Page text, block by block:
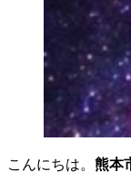
こんにちは。 熊本